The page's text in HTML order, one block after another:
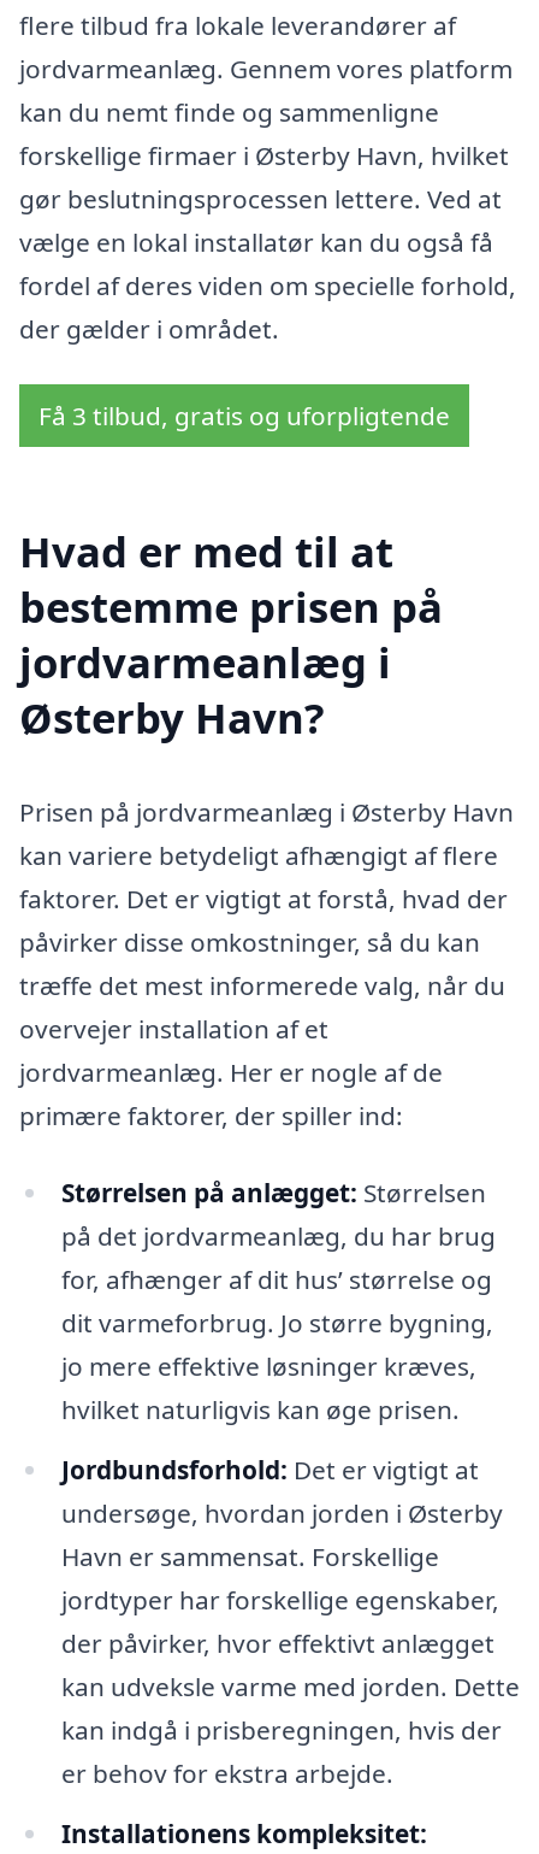
flere tilbud fra lokale leverandører af
jordvarmeanlæg. Gennem vores platform
kan du nemt finde og sammenligne
forskellige firmaer i Østerby Havn, hvilket
gør beslutningsprocessen lettere. Ved at
vælge en lokal installatør kan du også få
fordel af deres viden om specielle forhold,
der gælder i området.
Få 3 tilbud, gratis og uforpligtende
Hvad er med til at
bestemme prisen på
jordvarmeanlæg i
Østerby Havn?
Prisen på jordvarmeanlæg i Østerby Havn
kan variere betydeligt afhængigt af flere
faktorer. Det er vigtigt at forstå, hvad der
påvirker disse omkostninger, så du kan
træffe det mest informerede valg, når du
overvejer installation af et
jordvarmeanlæg. Her er nogle af de
primære faktorer, der spiller ind:
Størrelsen på anlægget: Størrelsen
på det jordvarmeanlæg, du har brug
for, afhænger af dit hus’ størrelse og
dit varmeforbrug. Jo større bygning,
jo mere effektive løsninger kræves,
hvilket naturligvis kan øge prisen.
Jordbundsforhold: Det er vigtigt at
undersøge, hvordan jorden i Østerby
Havn er sammensat. Forskellige
jordtyper har forskellige egenskaber,
der påvirker, hvor effektivt anlægget
kan udveksle varme med jorden. Dette
kan indgå i prisberegningen, hvis der
er behov for ekstra arbejde.
Installationens kompleksitet: